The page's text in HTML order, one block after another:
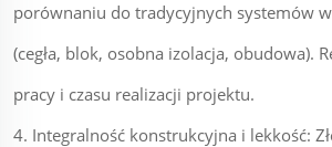
porównaniu do tradycyjnych systemów
(cegła, blok, osobna izolacja, obudowa).
pracy i czasu realizacji projektu.
4. Integralność konstrukcyjna i lekkość: